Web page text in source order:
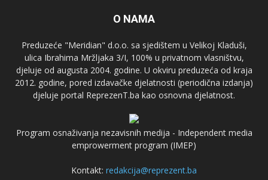
O NAMA
Preduzeće "Meridian" d.o.o. sa sjedištem u Velikoj Kladuši,
ulica Ibrahima Mržljaka 3/I, 100% u privatnom vlasništvu,
djeluje od augusta 2004. godine. U okviru preduzeća od kraja
2012. godine, pored izdavačke djelatnosti (periodična izdanja)
djeluje portal ReprezenT.ba kao osnovna djelatnost.
Program osnaživanja nezavisnih medija - Independent media
emprowerment program (IMEP)
Kontakt: redakcija@reprezent.ba